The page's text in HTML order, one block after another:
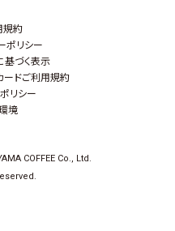
規約
ポリシー
づく表示
ドご利用規約
リシー
境
COFFEE Co., Ltd.